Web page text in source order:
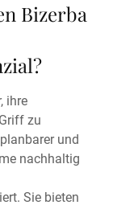
Bizerba
ihre
zu
und
nachhaltig
Sie bieten